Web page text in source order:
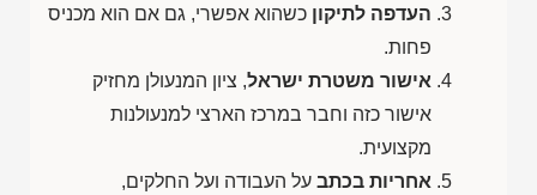
העדפה לתיקון כשהוא אפשרי, גם אם הוא מכניס
פחות.
אישור משטרת ישראל, ציון המנעולן מחזיק
אישור כזה וחבר במרכז הארצי למנעולנות
מקצועית.
אחריות בכתב על העבודה ועל החלקים,